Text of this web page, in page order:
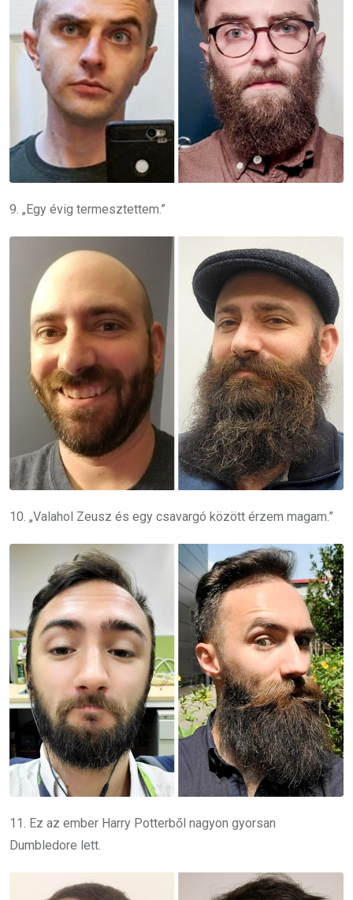
9. „Egy évig termesztettem.”
10. „Valahol Zeusz és egy csavargó között érzem magam.”
11. Ez az ember Harry Potterből nagyon gyorsan
Dumbledore lett.